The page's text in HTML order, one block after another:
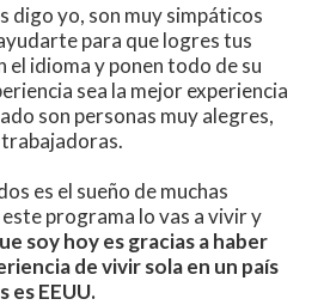
digo yo, son muy simpáticos
para que logres tus
el idioma y ponen todo de su
sea la mejor experiencia
son personas muy alegres,
es el sueño de muchas
programa lo vas a vivir y
soy hoy es gracias a haber
de vivir sola en un país
es EEUU.